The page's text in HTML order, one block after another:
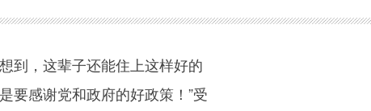
，这辈子还能住上这样好的
要感谢党和政府的好政策！”受